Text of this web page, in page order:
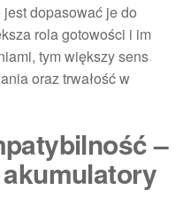
dopasować je do
rola gotowości i im
tym większy sens
oraz trwałość w
–